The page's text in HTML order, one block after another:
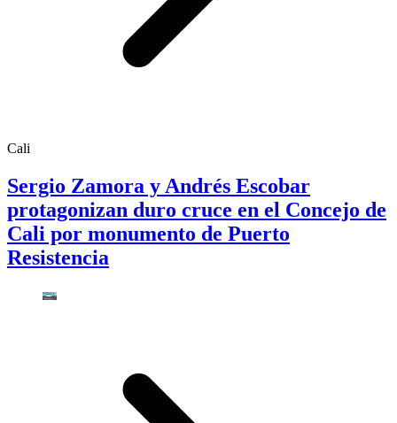
Cali
Sergio Zamora y Andrés Escobar
protagonizan duro cruce en el Concejo de
Cali por monumento de Puerto
Resistencia